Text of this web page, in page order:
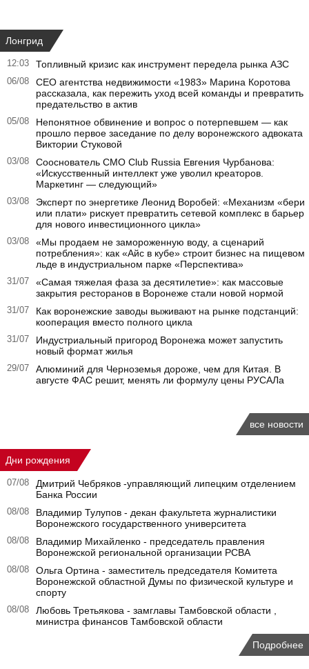
Лонгрид
12:03 Топливный кризис как инструмент передела рынка АЗС
06/08
CEO агентства недвижимости «1983» Марина Коротова
рассказала, как пережить уход всей команды и превратить
предательство в актив
05/08
Непонятное обвинение и вопрос о потерпевшем — как
прошло первое заседание по делу воронежского адвоката
Виктории Стуковой
03/08
Сооснователь CMO Club Russia Евгения Чурбанова:
«Искусственный интеллект уже уволил креаторов.
Маркетинг — следующий»
03/08
Эксперт по энергетике Леонид Воробей: «Механизм «бери
или плати» рискует превратить сетевой комплекс в барьер
для нового инвестиционного цикла»
03/08
«Мы продаем не замороженную воду, а сценарий
потребления»: как «Айс в кубе» строит бизнес на пищевом
льде в индустриальном парке «Перспектива»
31/07
«Самая тяжелая фаза за десятилетие»: как массовые
закрытия ресторанов в Воронеже стали новой нормой
31/07
Как воронежские заводы выживают на рынке подстанций:
кооперация вместо полного цикла
31/07
Индустриальный пригород Воронежа может запустить
новый формат жилья
29/07
Алюминий для Черноземья дороже, чем для Китая. В
августе ФАС решит, менять ли формулу цены РУСАЛа
все новости
Дни рождения
07/08
Дмитрий Чебряков -управляющий липецким отделением
Банка России
08/08
Владимир Тулупов - декан факультета журналистики
Воронежского государственного университета
08/08
Владимир Михайленко - председатель правления
Воронежской региональной организации РСВА
08/08
Ольга Ортина - заместитель председателя Комитета
Воронежской областной Думы по физической культуре и
спорту
08/08
Любовь Третьякова - замглавы Тамбовской области ,
министра финансов Тамбовской области
Подробнее